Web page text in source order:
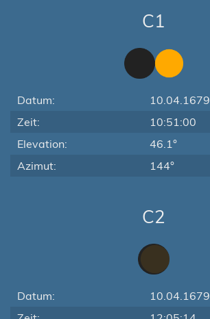
C1
Datum:
10.04.1679
Zeit:
10:51:00
Elevation:
46.1°
Azimut:
144°
C2
Datum:
10.04.1679